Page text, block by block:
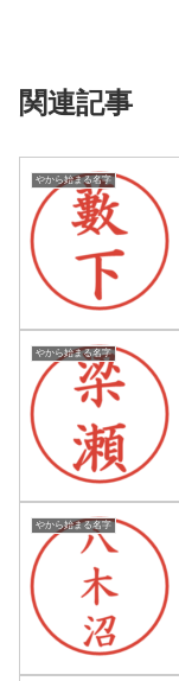
関連記事
やから始まる名字
やから始まる名字
やから始まる名字